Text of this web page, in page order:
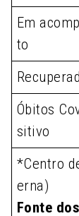
Em
to
Óbitos
sitivo
*Centro
erna)
Fonte